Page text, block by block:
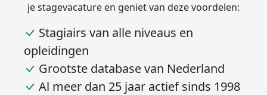
je stagevacature en geniet van deze voordelen:
Stagiairs van alle niveaus en
opleidingen
Grootste database van Nederland
Al meer dan 25 jaar actief sinds 1998